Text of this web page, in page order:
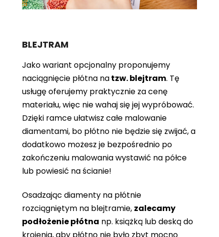
BLEJTRAM
Jako wariant opcjonalny proponujemy
naciągnięcie płótna natzw. blejtram. Tę
usługę oferujemy praktycznie za cenę
materiału, więc nie wahaj się jej wypróbować.
Dzięki ramce ułatwisz całe malowanie
diamentami, bo płótno nie będzie się zwijać, a
dodatkowo możesz je bezpośrednio po
zakończeniu malowania wystawić na półce
lub powiesić na ścianie!
Osadzając diamenty na płótnie
rozciągniętym na blejtramie, zalecamy
podłożenie płótna np. książką lub deską do
krojenia, aby płótno nie było zbyt mocno